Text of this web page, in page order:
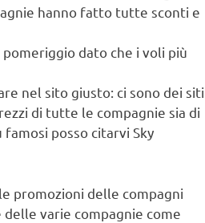
hanno fatto tutte sconti e
dato che i voli più
nel sito giusto: ci sono dei siti
di tutte le compagnie sia di
posso citarvi Sky
promozioni delle compagni
varie compagnie come